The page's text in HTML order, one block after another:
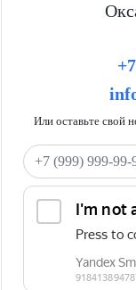
Или оставьте свой